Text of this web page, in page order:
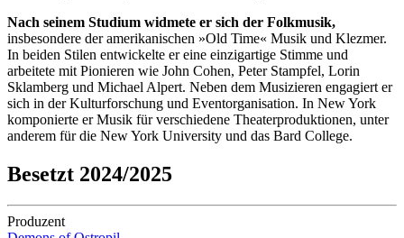
Nach seinem Studium widmete er sich der Folkmusik,
insbesondere der amerikanischen »Old Time« Musik und Klezmer.
In beiden Stilen entwickelte er eine einzigartige Stimme und
arbeitete mit Pionieren wie John Cohen, Peter Stampfel, Lorin
Sklamberg und Michael Alpert. Neben dem Musizieren engagiert er
sich in der Kulturforschung und Eventorganisation. In New York
komponierte er Musik für verschiedene Theaterproduktionen, unter
anderem für die New York University und das Bard College.
Besetzt 2024/2025
Produzent